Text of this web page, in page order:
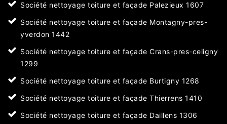
Société nettoyage toiture et façade Palezieux 1607
Société nettoyage toiture et façade Montagny-pres-
yverdon 1442
Société nettoyage toiture et façade Crans-pres-celigny
1299
Société nettoyage toiture et façade Burtigny 1268
Société nettoyage toiture et façade Thierrens 1410
Société nettoyage toiture et façade Daillens 1306